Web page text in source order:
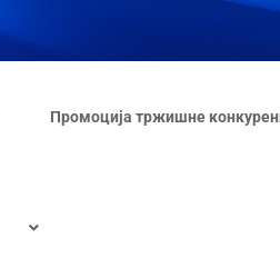
Промоција тржишне